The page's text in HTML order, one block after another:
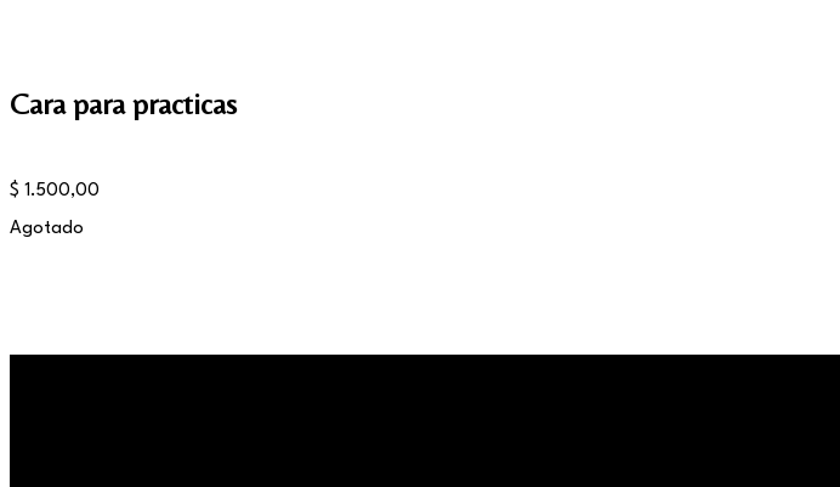
Cara para practicas
$ 1.500,00
Agotado